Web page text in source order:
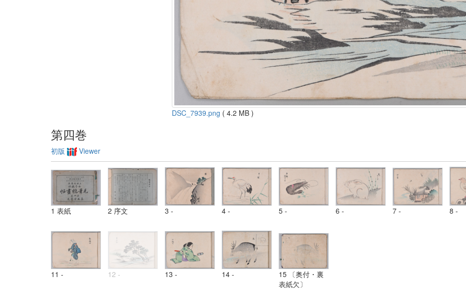
DSC_7939.png ( 4.2 MB )
第四巻
初版 Viewer
1 表紙 2 序文 3 - 4 - 5 - 6 - 7 - 8 -
11 - 12 - 13 - 14 -
15 〔奥付・裏
表紙欠〕